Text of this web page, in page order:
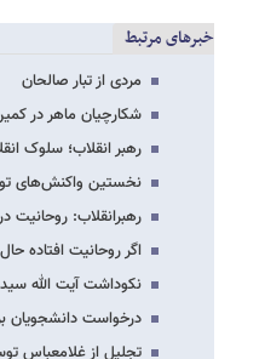
خبرهای مرتبط
مردی از تبار صالحان
شکارچیان ماهر در
رهبر انقلاب؛ سلوک
نخستین واکنش‌های
رهبرانقلاب: روحانیت
اگر روحانیت افتاده
نکوداشت آیت الله
درخواست دانشجویان
تجلیل از غلامعباس